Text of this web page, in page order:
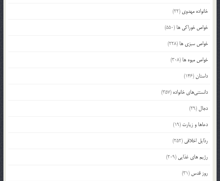
خانواده مهدوی (22)
خواص خوراکی ها (550)
خواص سبزی ها (228)
خواص میوه ها (308)
داستان(146)
دانستنی‌های خانواده (357)
دجال (29)
دعاها و زیارت (19)
رذایل اخلاقی (252)
رژیم های غذایی (209)
روز قدس (31)